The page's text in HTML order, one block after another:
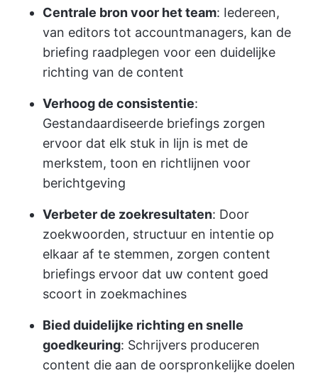
Centrale bron voor het team: Iedereen,
van editors tot accountmanagers, kan de
briefing raadplegen voor een duidelijke
richting van de content
Verhoog de consistentie:
Gestandaardiseerde briefings zorgen
ervoor dat elk stuk in lijn is met de
merkstem, toon en richtlijnen voor
berichtgeving
Verbeter de zoekresultaten: Door
zoekwoorden, structuur en intentie op
elkaar af te stemmen, zorgen content
briefings ervoor dat uw content goed
scoort in zoekmachines
Bied duidelijke richting en snelle
goedkeuring: Schrijvers produceren
content die aan de oorspronkelijke doelen